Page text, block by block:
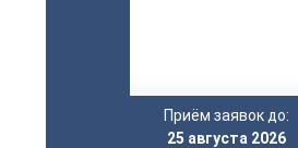
Приём заявок до:
25 августа 2026